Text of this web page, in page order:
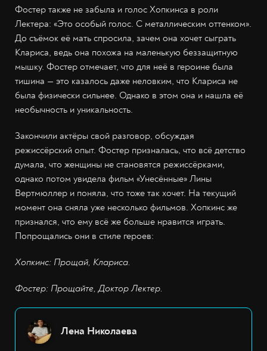
Фостер также не забыла и голос Хопкинса в роли
Лектера: «Это особый голос. С металлическим оттенком».
До съёмок её мать спросила, зачем она хочет сыграть
Клариса, ведь она похожа на маленькую беззащитную
мышку. Фостер отмечает, что для неё в героине была
тишина — это казалось даже неловким, что Клариса не
была физически сильнее. Однако в этом она и нашла её
необычность и уникальность.
Закончили актёры свой разговор, обсуждая
режиссёрский опыт. Фостер призналась, что всё детство
думала, что женщины не становятся режиссёрками,
однако потом увидела фильм «Унесённые» Лины
Вертмюллер и поняла, что тоже так хочет. На текущий
момент она сняла уже несколько фильмов. Хопкинс же
признался, что ему всё же больше нравится играть.
Попрощались они в стиле героев:
Хопкинс: Прощай, Клариса.
Фостер: Прощайте, Доктор Лектер.
Лена Николаева